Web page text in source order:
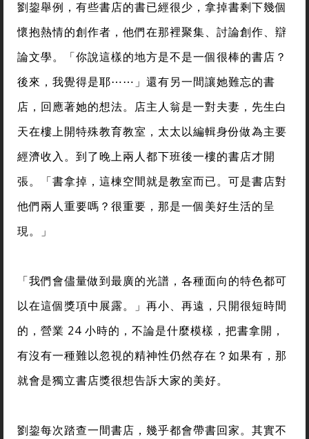
劉鋆舉例，有些書店的書已經很少，拿掉書剩下幾個
懷抱熱情的創作者，他們在那裡聚集、討論創作、辯
論文學。「你說這樣的地方是不是一個很棒的書店？
後來，我覺得是耶⋯⋯」還有另一間讓她難忘的書
店，回應著她的想法。店主人翁是一對夫妻，先生白
天在樓上開特殊教育教室，太太以編輯身份做為主要
經濟收入。到了晚上兩人都下班後一樓的書店才開
張。「書拿掉，這棟空間就是教室而已。可是書店對
他們兩人重要嗎？很重要，那是一個美好生活的呈
現。」
「我們會儘量做到最廣的光譜，各種面向的特色都可
以在這個獎項中展露。」再小、再遠，只開很短時間
的，營業 24 小時的，不論是什麼模樣，把書拿開，
有沒有一種難以忽視的精神性仍然存在？如果有，那
就會是獨立書店獎很想告訴大家的美好。
劉鋆每次踏查一間書店，幾乎都會帶書回家。其實不